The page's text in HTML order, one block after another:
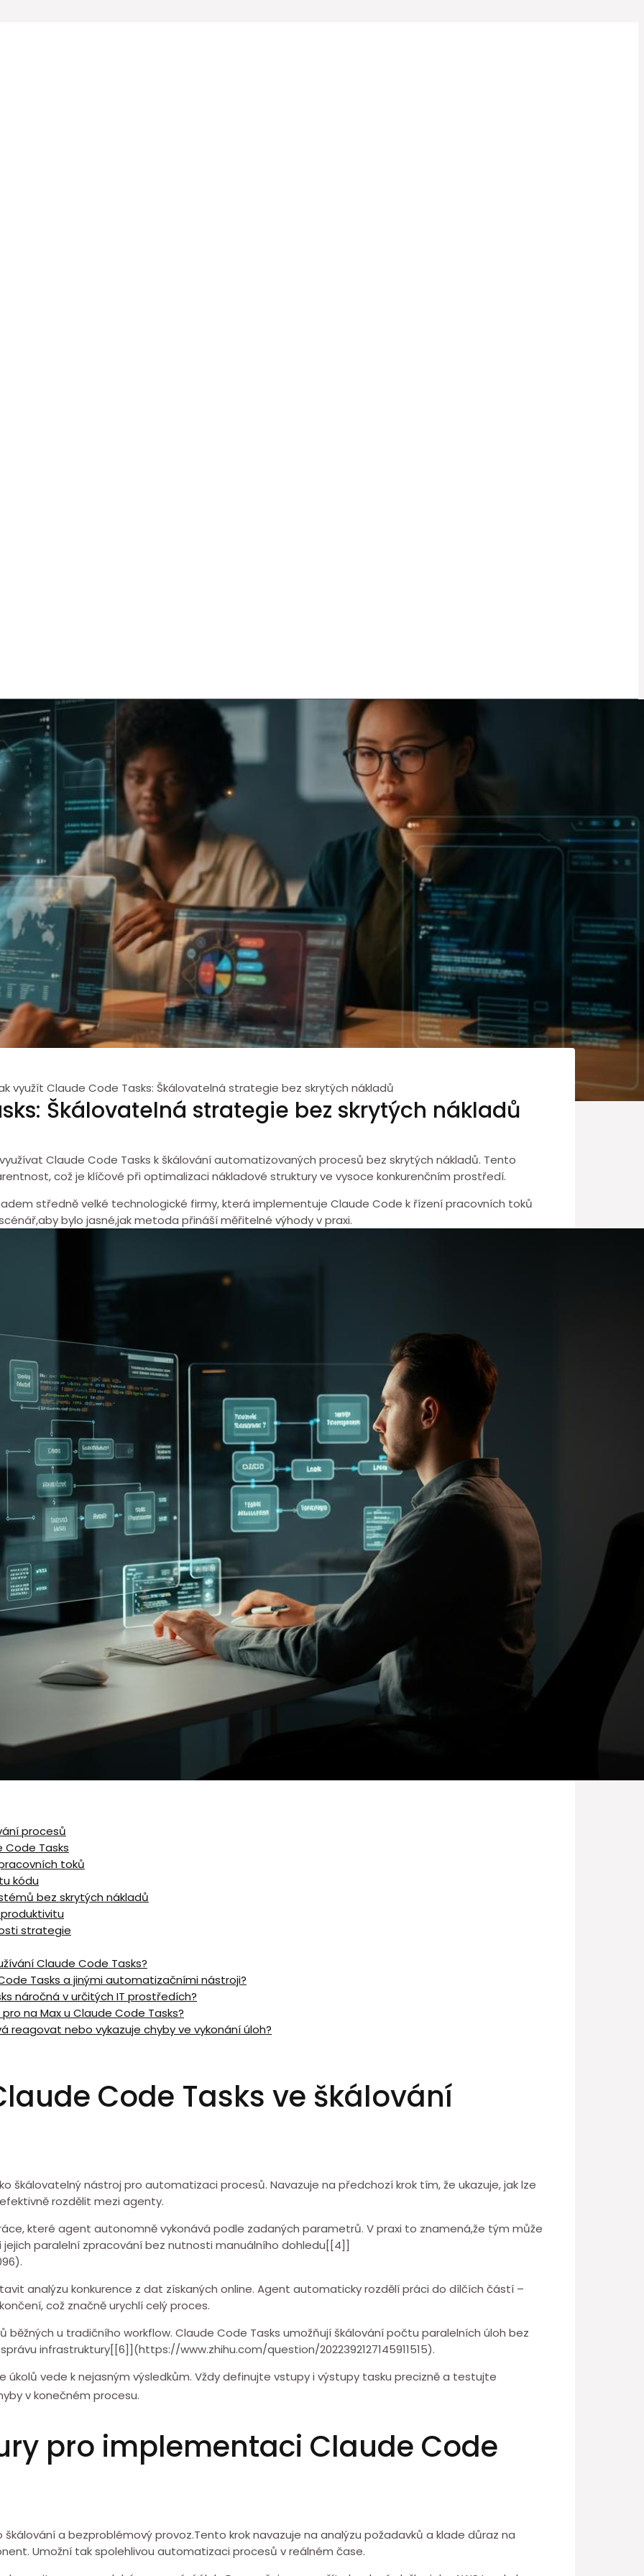
využít Claude Code Tasks: Škálovatelná strategie bez skrytých nákladů
Škálovatelná strategie bez skrytých nákladů
Claude ⁤Code Tasks k škálování automatizovaných procesů bez skrytých nákladů. Tento
což je klíčové při optimalizaci nákladové struktury ve ⁢vysoce konkurenčním prostředí.
středně velké technologické firmy, která implementuje Claude Code k řízení pracovních toků
bylo jasné,jak metoda přináší měřitelné výhody v praxi.
procesů
Tasks
toků
kódu
bez skrytých nákladů
strategie
Claude⁣ Code Tasks?
Tasks a jinými automatizačními nástroji?
náročná v určitých IT prostředích?
na Max u Claude⁤ Code Tasks?
reagovat nebo⁢ vykazuje chyby ve vykonání úloh?
Code Tasks ve škálování
škálovatelný nástroj pro automatizaci procesů. Navazuje na předchozí krok⁣ tím, že ⁤ukazuje, jak lze
rozdělit mezi agenty.
které agent autonomně vykonává⁣ podle zadaných parametrů. V praxi ⁣to znamená,že⁤ tým může
paralelní zpracování bez nutnosti⁤ manuálního ⁤dohledu[[4]]
analýzu konkurence z dat získaných online. Agent automaticky rozdělí práci do dílčích ⁢částí –
což značně urychlí celý proces.
⁤běžných u tradičního workflow. Claude Code Tasks umožňují škálování počtu paralelních⁤ úloh bez
infrastruktury[[6]](https://www.zhihu.com/question/2022392127145911515).
vede k nejasným výsledkům. Vždy definujte vstupy i výstupy tasku precizně a⁤ testujte
v konečném procesu.
pro implementaci Claude Code
a bezproblémový provoz.Tento krok navazuje na analýzu požadavků a⁣ klade důraz na
Umožní⁤ tak spolehlivou automatizaci procesů v⁤ reálném čase.